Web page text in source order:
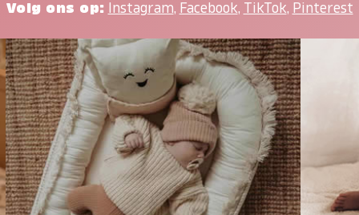
Volg ons op: Instagram, Facebook, TikTok, Pinterest